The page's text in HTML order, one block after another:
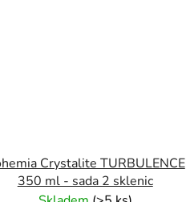
Crystalite TURBULENCE
350 ml - sada 2 sklenic